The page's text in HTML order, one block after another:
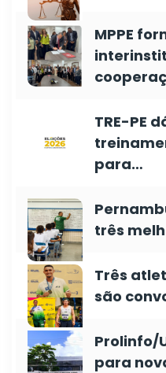
MPPE
TRE-PE
para…
três
Três
são
Prolinfo/
para